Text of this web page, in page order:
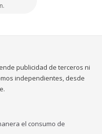
publicidad de terceros ni
independientes, desde
el consumo de